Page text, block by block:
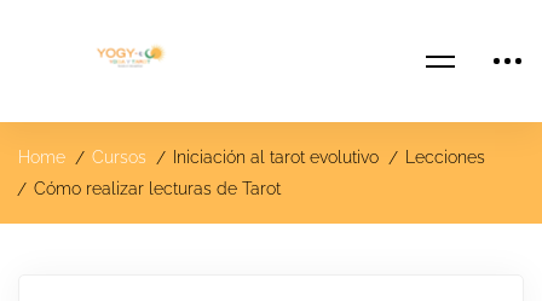
Home Cursos Iniciación al tarot evolutivo
Lecciones
Cómo realizar lecturas de Tarot